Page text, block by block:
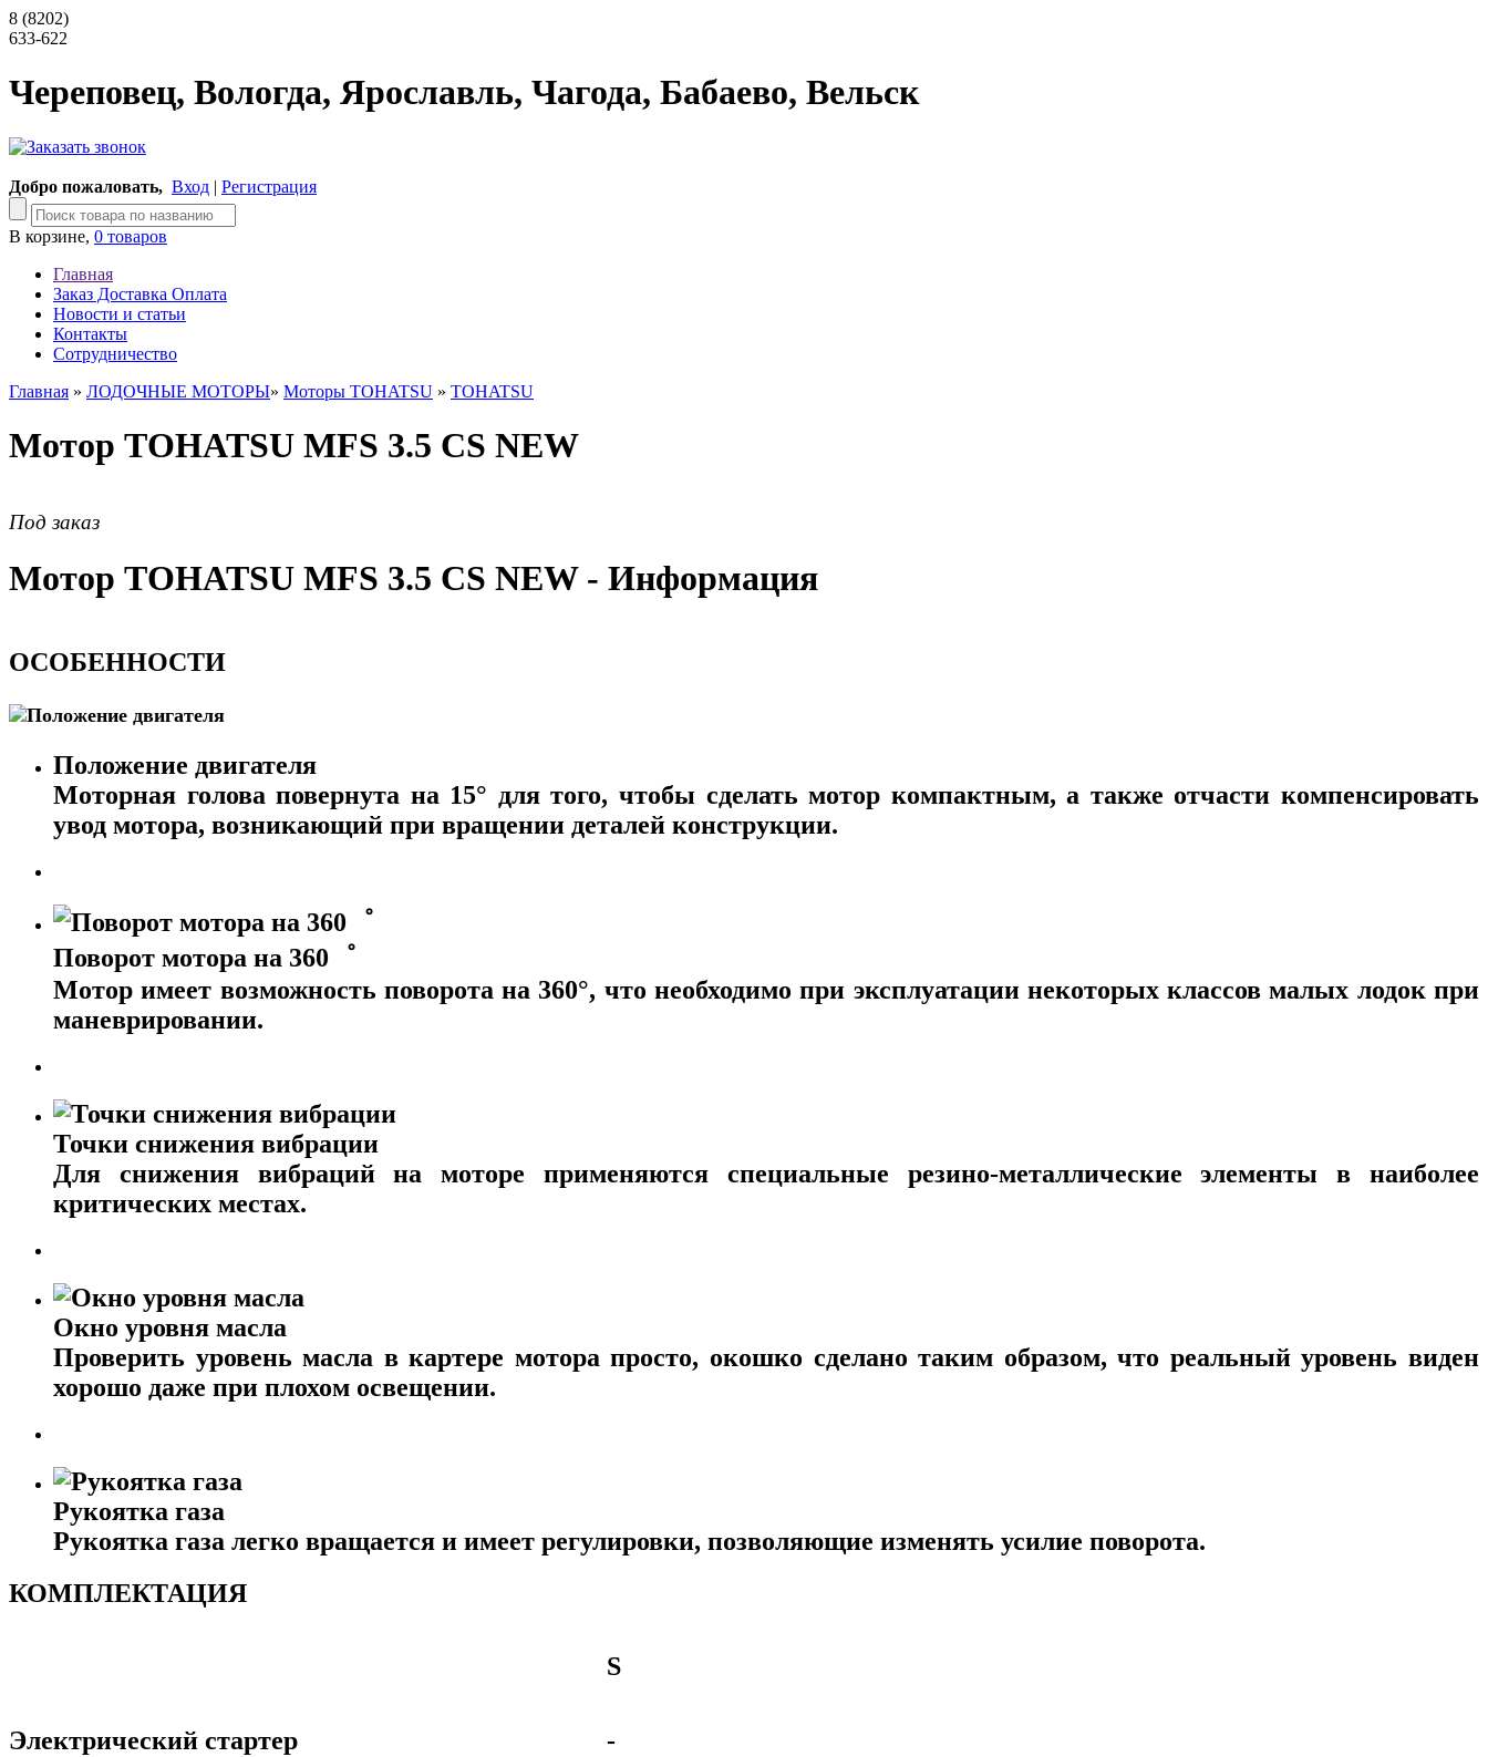
8 (8202)
633-622
Череповец, Вологда, Ярославль, Чагода, Бабаево, Вельск
Добро пожаловать, Вход | Регистрация
В корзине, 0 товаров
Главная
Заказ Доставка Оплата
Новости и статьи
Контакты
Сотрудничество
Главная » ЛОДОЧНЫЕ МОТОРЫ» Моторы TOHATSU » TOHATSU
Мотор ТOHATSU MFS 3.5 CS NEW
Под заказ
Мотор ТOHATSU MFS 3.5 CS NEW - Информация
ОСОБЕННОСТИ
Положение двигателя
Моторная голова повернута на 15° для того, чтобы сделать мотор компактным, а также отчасти компенсировать
увод мотора, возникающий при вращении деталей конструкции.
Поворот мотора на 360゜
Мотор имеет возможность поворота на 360°, что необходимо при эксплуатации некоторых классов малых лодок при
маневрировании.
Точки снижения вибрации
Для снижения вибраций на моторе применяются специальные резино-металлические элементы в наиболее
критических местах.
Окно уровня масла
Проверить уровень масла в картере мотора просто, окошко сделано таким образом, что реальный уровень виден
хорошо даже при плохом освещении.
Рукоятка газа
Рукоятка газа легко вращается и имеет регулировки, позволяющие изменять усилие поворота.
КОМПЛЕКТАЦИЯ
S
Электрический стартер -